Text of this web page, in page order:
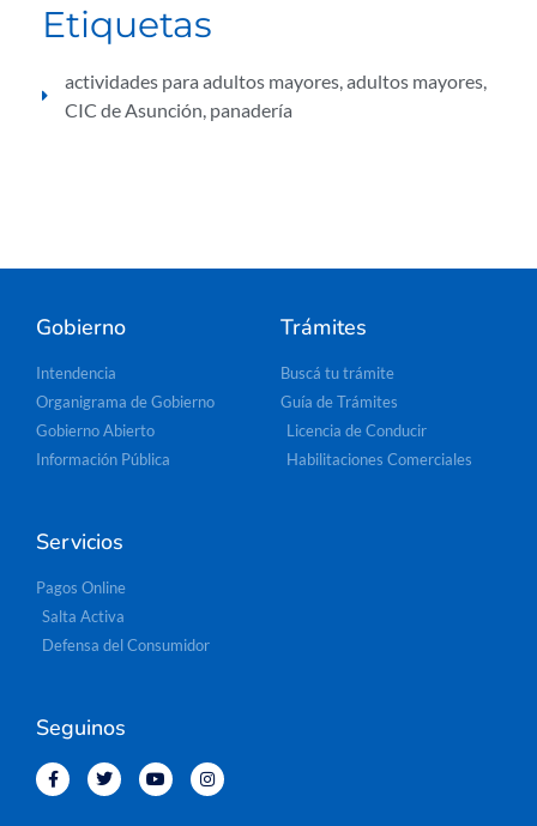
Etiquetas
actividades para adultos mayores,adultos mayores,
CIC de Asunción, panadería
Gobierno
Intendencia
Organigrama de Gobierno
Gobierno Abierto
Información Pública
Trámites
Buscá tu trámite
Guía de Trámites
Licencia de Conducir
Habilitaciones Comerciales
Servicios
Pagos Online
Salta Activa
Defensa del Consumidor
Seguinos